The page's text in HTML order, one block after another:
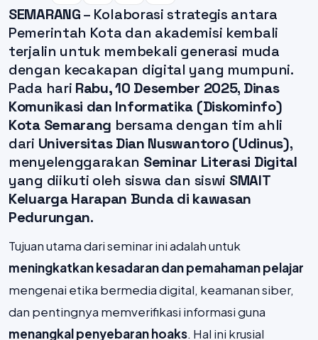
SEMARANG– Kolaborasi strategis antara
Pemerintah Kota dan akademisi kembali
terjalin untuk membekali generasi muda
dengan kecakapan digital yang mumpuni.
Pada hari Rabu, 10 Desember 2025, Dinas
Komunikasi dan Informatika (Diskominfo)
Kota Semarang bersama dengan tim ahli
dari Universitas Dian Nuswantoro (Udinus),
menyelenggarakan Seminar Literasi Digital
yang diikuti oleh siswa dan siswi SMAIT
Keluarga Harapan Bunda di kawasan
Pedurungan.
Tujuan utama dari seminar ini adalah untuk
meningkatkan kesadaran dan pemahaman pelajar
mengenai etika bermedia digital, keamanan siber,
dan pentingnya memverifikasi informasi guna
menangkal penyebaran hoaks. Hal ini krusial